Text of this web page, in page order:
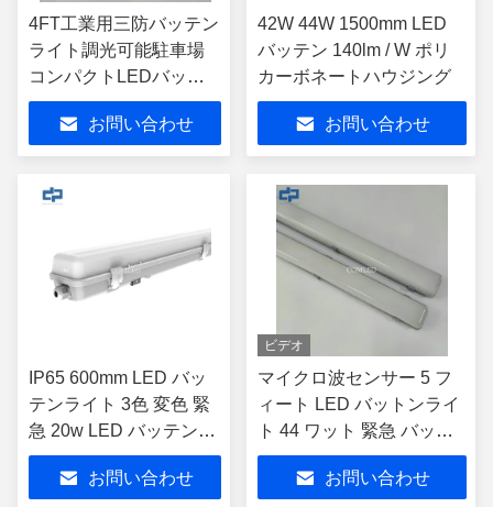
4FT工業用三防バッテン
ライト調光可能駐車場
コンパクトLEDバッテ
ン器具 CE SAA承認 三
防リニアライトフィッ
ティング センサー調光
お問い合わせ
42W 44W 1500mm LED
バッテン 140lm / W ポリ
カーボネートハウジング
お問い合わせ
IP65 600mm LED バッ
テンライト 3色 変色 緊
急 20w LED バッテンラ
イト
お問い合わせ
ビデオ
マイクロ波センサー 5 フ
ィート LED バットンライ
ト 44 ワット 緊急 バット
ンライト
お問い合わせ